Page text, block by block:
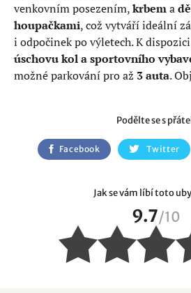
venkovním posezením,krbema
houpačkami, což vytváří ideální
i odpočinek po výletech. K
úschovu kol a sportovního
možné parkování pro až 3 auta.
bez možnosti ubytování
Podělte se s
Facebook Twitter
Jak se vám líbí toto
9.7/10